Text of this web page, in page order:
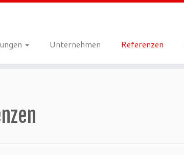
Unternehmen Referenzen